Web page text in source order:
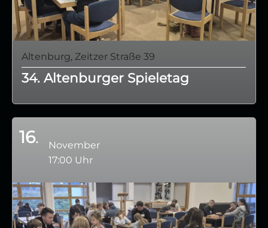
Altenburg, Zeitzer Straße 39
34. Altenburger Spieletag
16
November
17:00 Uhr